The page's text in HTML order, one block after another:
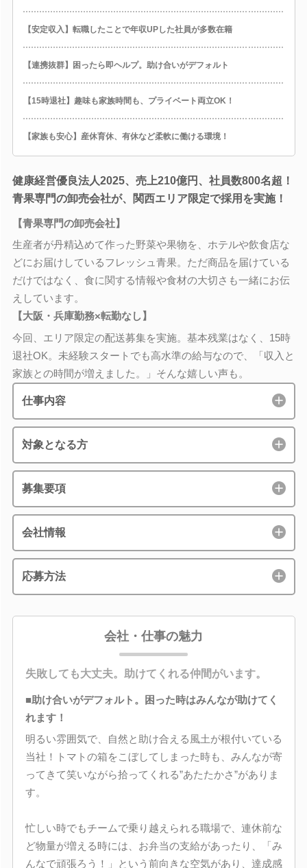
【安定収入】転職したことで年収UPした社員が多数在籍
【連携抜群】困ったら即ヘルプ。助け合いがデフォルト
【15時退社】趣味も家族時間も、プライベート両立OK！
【家族も安心】産休育休、有休など柔軟に働ける環境！
健康経営優良法人2025、売上210億円、社員数800名超！
青果専門の卸売会社が、関西エリア限定で採用を実施！
【青果専門の卸売会社】
生産者が丹精込めて作った野菜や果物を、ホテルや飲食店な
どにお届けしているフレッシュ青果。ただ商品を届けている
だけではなく、食に関する情報や食材の大切さも一緒にお伝
えしています。
【大阪・兵庫勤務×転勤なし】
今回、エリア限定の配送募集を実施。基本残業はなく、15時
退社OK。未経験スタートでも高水準の給与なので、「収入と
家族との時間が増えました。」そんな嬉しい声も。
仕事内容
対象となる方
募集要項
会社情報
応募方法
会社・仕事の魅力
失敗しても大丈夫。助けてくれる仲間がいます。
■助け合いがデフォルト。困った時はみんなが助けてく
れます！
明るい雰囲気で、自然と助け合える風土が根付いている
当社！トマトの箱をこぼしてしまった時も、みんなが寄
ってきて笑いながら拾ってくれる”あたたかさ”がありま
す。
忙しい時でもチームで乗り越えられる職場で、連休前な
ど物量が増える時には、お弁当の支給があったり、「み
んなで頑張ろう！」という前向きな空気があり、達成感